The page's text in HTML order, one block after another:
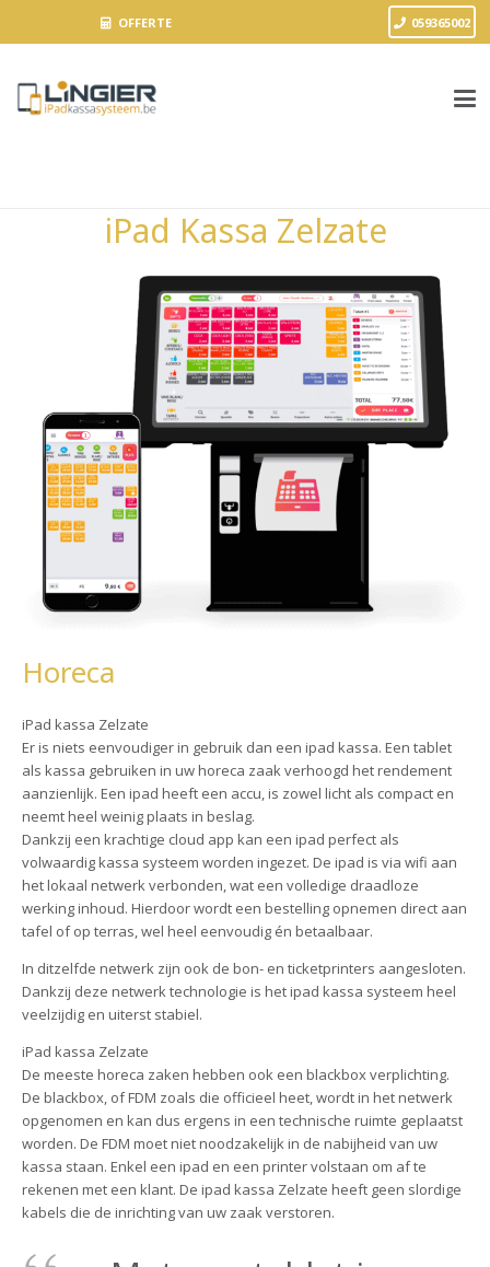
OFFERTE 059365002
iPad Kassa Zelzate
Horeca
iPad kassa Zelzate
Er is niets eenvoudiger in gebruik dan een ipad kassa. Een tablet
als kassa gebruiken in uw horeca zaak verhoogd het rendement
aanzienlijk. Een ipad heeft een accu, is zowel licht als compact en
neemt heel weinig plaats in beslag.
Dankzij een krachtige cloud app kan een ipad perfect als
volwaardig kassa systeem worden ingezet. De ipad is via wifi aan
het lokaal netwerk verbonden, wat een volledige draadloze
werking inhoud. Hierdoor wordt een bestelling opnemen direct aan
tafel of op terras, wel heel eenvoudig én betaalbaar.
In ditzelfde netwerk zijn ook de bon- en ticketprinters aangesloten.
Dankzij deze netwerk technologie is het ipad kassa systeem heel
veelzijdig en uiterst stabiel.
iPad kassa Zelzate
De meeste horeca zaken hebben ook een blackbox verplichting.
De blackbox, of FDM zoals die officieel heet, wordt in het netwerk
opgenomen en kan dus ergens in een technische ruimte geplaatst
worden. De FDM moet niet noodzakelijk in de nabijheid van uw
kassa staan. Enkel een ipad en een printer volstaan om af te
rekenen met een klant. De ipad kassa Zelzate heeft geen slordige
kabels die de inrichting van uw zaak verstoren.